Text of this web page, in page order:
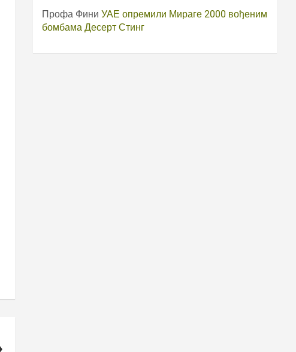
Профа Фини УАЕ опремили Мираге 2000 вођеним
бомбама Десерт Стинг